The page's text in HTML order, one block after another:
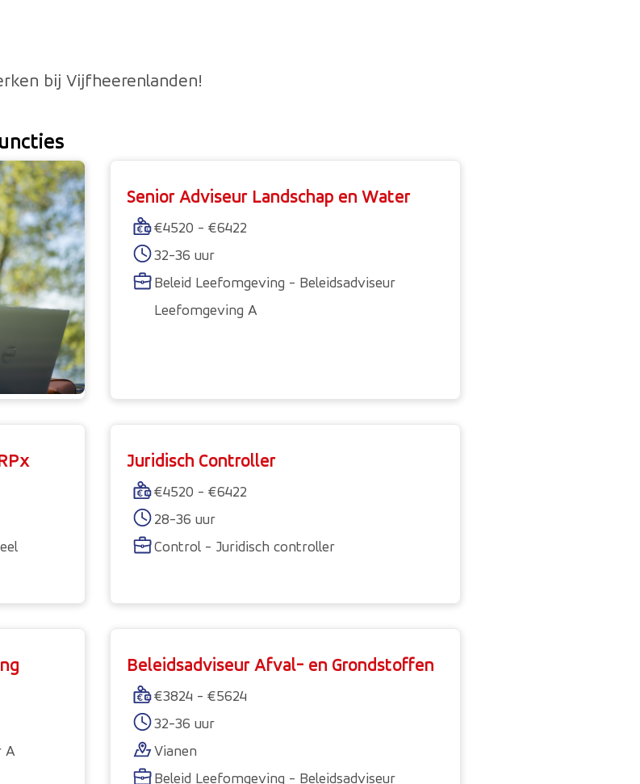
bij Vijfheerenlanden!
Senior Adviseur Landschap en Water
€4520 - €6422
32-36 uur
Beleid Leefomgeving - Beleidsadviseur
Leefomgeving A
Juridisch Controller
€4520 - €6422
28-36 uur
Control - Juridisch controller
A
Beleidsadviseur Afval- en Grondstoffen
€3824 - €5624
32-36 uur
Vianen
Beleid Leefomgeving - Beleidsadviseur